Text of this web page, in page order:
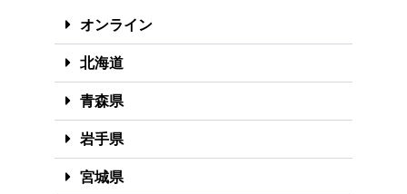
オンライン
北海道
青森県
岩手県
宮城県